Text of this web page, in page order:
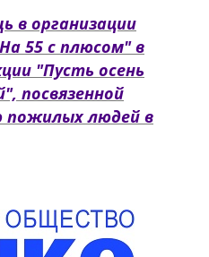
в организации
55 с плюсом" в
"Пусть осень
посвязенной
пожилых людей в